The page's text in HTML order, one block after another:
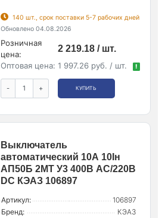
140 шт., срок поставки 5-7 рабочих дней
Обновлено 04.08.2026
Розничная
цена:
2 219.18 / шт.
Оптовая цена: 1 997.26 руб. / шт. !
- + КУПИТЬ
Выключатель
автоматический 10А 10Iн
АП50Б 2МТ У3 400В AC/220В
DC КЭАЗ 106897
Артикул:
106897
Бренд:
КЭАЗ